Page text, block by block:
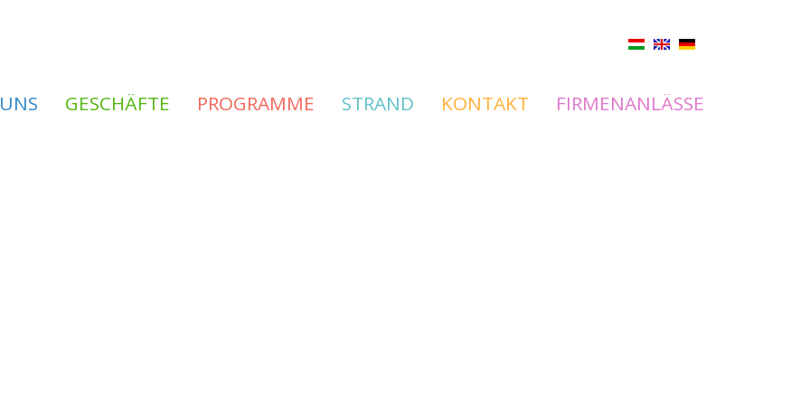
GESCHÄFTE PROGRAMME STRAND KONTAKT FIRMENANLÄSSE